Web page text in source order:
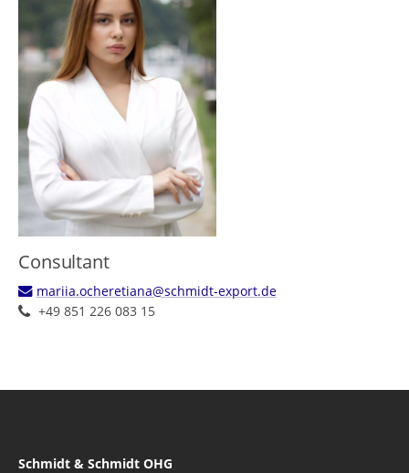
Consultant
mariia.ocheretiana@schmidt-export.de
+49 851 226 083 15
Schmidt & Schmidt OHG